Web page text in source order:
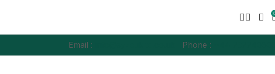
Email : Phone :